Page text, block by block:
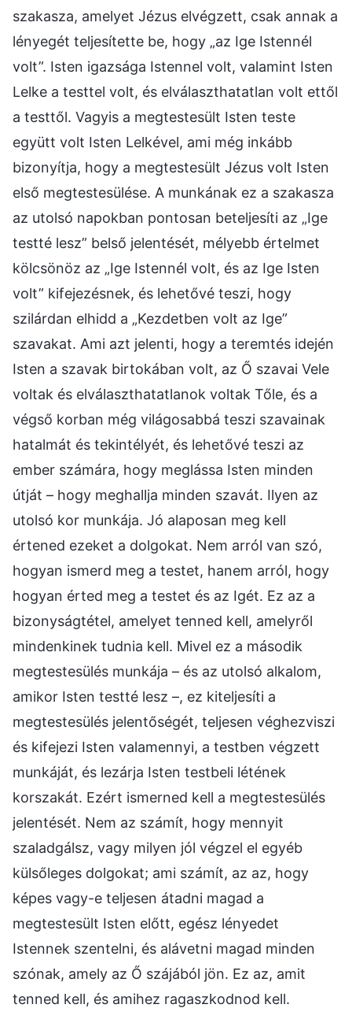
szakasza, amelyet Jézus elvégzett, csak annak a
lényegét teljesítette be, hogy „az Ige Istennél
volt”. Isten igazsága Istennel volt, valamint Isten
Lelke a testtel volt, és elválaszthatatlan volt ettől
a testtől. Vagyis a megtestesült Isten teste
együtt volt Isten Lelkével, ami még inkább
bizonyítja, hogy a megtestesült Jézus volt Isten
első megtestesülése. A munkának ez a szakasza
az utolsó napokban pontosan beteljesíti az „Ige
testté lesz” belső jelentését, mélyebb értelmet
kölcsönöz az „Ige Istennél volt, és az Ige Isten
volt” kifejezésnek, és lehetővé teszi, hogy
szilárdan elhidd a „Kezdetben volt az Ige”
szavakat. Ami azt jelenti, hogy a teremtés idején
Isten a szavak birtokában volt, az Ő szavai Vele
voltak és elválaszthatatlanok voltak Tőle, és a
végső korban még világosabbá teszi szavainak
hatalmát és tekintélyét, és lehetővé teszi az
ember számára, hogy meglássa Isten minden
útját – hogy meghallja minden szavát. Ilyen az
utolsó kor munkája. Jó alaposan meg kell
értened ezeket a dolgokat. Nem arról van szó,
hogyan ismerd meg a testet, hanem arról, hogy
hogyan érted meg a testet és az Igét. Ez az a
bizonyságtétel, amelyet tenned kell, amelyről
mindenkinek tudnia kell. Mivel ez a második
megtestesülés munkája – és az utolsó alkalom,
amikor Isten testté lesz –, ez kiteljesíti a
megtestesülés jelentőségét, teljesen véghezviszi
és kifejezi Isten valamennyi, a testben végzett
munkáját, és lezárja Isten testbeli létének
korszakát. Ezért ismerned kell a megtestesülés
jelentését. Nem az számít, hogy mennyit
szaladgálsz, vagy milyen jól végzel el egyéb
külsőleges dolgokat; ami számít, az az, hogy
képes vagy-e teljesen átadni magad a
megtestesült Isten előtt, egész lényedet
Istennek szentelni, és alávetni magad minden
szónak, amely az Ő szájából jön. Ez az, amit
tenned kell, és amihez ragaszkodnod kell.